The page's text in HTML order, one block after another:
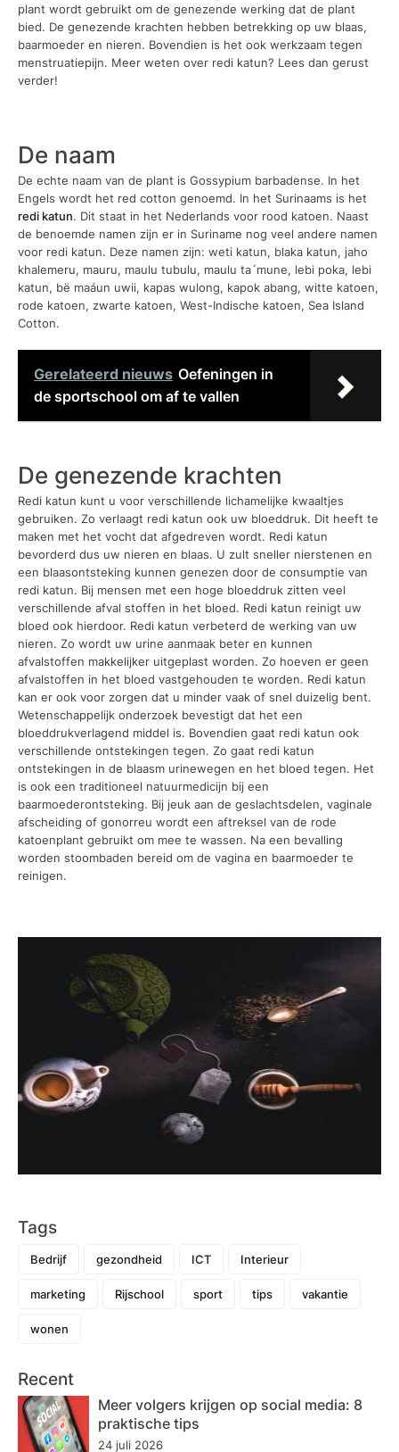
plant wordt gebruikt om de genezende werking dat de plant
bied. De genezende krachten hebben betrekking op uw blaas,
baarmoeder en nieren. Bovendien is het ook werkzaam tegen
menstruatiepijn. Meer weten over redi katun? Lees dan gerust
verder!
De naam
De echte naam van de plant is Gossypium barbadense. In het
Engels wordt het red cotton genoemd. In het Surinaams is het
redi katun. Dit staat in het Nederlands voor rood katoen. Naast
de benoemde namen zijn er in Suriname nog veel andere namen
voor redi katun. Deze namen zijn: weti katun, blaka katun, jaho
khalemeru, mauru, maulu tubulu, maulu ta´mune, lebi poka, lebi
katun, bë maáun uwii, kapas wulong, kapok abang, witte katoen,
rode katoen, zwarte katoen, West-Indische katoen, Sea Island
Cotton.
Gerelateerd nieuws Oefeningen in
de sportschool om af te vallen
De genezende krachten
Redi katun kunt u voor verschillende lichamelijke kwaaltjes
gebruiken. Zo verlaagt redi katun ook uw bloeddruk. Dit heeft te
maken met het vocht dat afgedreven wordt. Redi katun
bevorderd dus uw nieren en blaas. U zult sneller nierstenen en
een blaasontsteking kunnen genezen door de consumptie van
redi katun. Bij mensen met een hoge bloeddruk zitten veel
verschillende afval stoffen in het bloed. Redi katun reinigt uw
bloed ook hierdoor. Redi katun verbeterd de werking van uw
nieren. Zo wordt uw urine aanmaak beter en kunnen
afvalstoffen makkelijker uitgeplast worden. Zo hoeven er geen
afvalstoffen in het bloed vastgehouden te worden. Redi katun
kan er ook voor zorgen dat u minder vaak of snel duizelig bent.
Wetenschappelijk onderzoek bevestigt dat het een
bloeddrukverlagend middel is. Bovendien gaat redi katun ook
verschillende ontstekingen tegen. Zo gaat redi katun
ontstekingen in de blaasm urinewegen en het bloed tegen. Het
is ook een traditioneel natuurmedicijn bij een
baarmoederontsteking. Bij jeuk aan de geslachtsdelen, vaginale
afscheiding of gonorreu wordt een aftreksel van de rode
katoenplant gebruikt om mee te wassen. Na een bevalling
worden stoombaden bereid om de vagina en baarmoeder te
reinigen.
Tags
Bedrijf gezondheid ICT Interieur
marketing Rijschool sport tips vakantie
wonen
Recent
Meer volgers krijgen op social media: 8
praktische tips
24 juli 2026